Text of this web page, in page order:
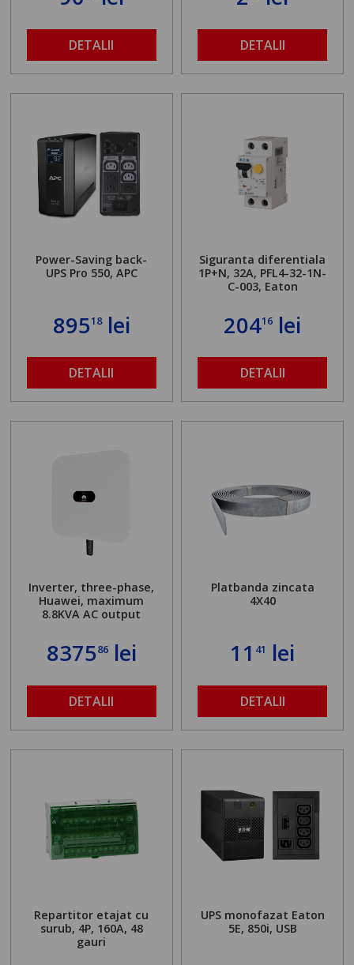
DETALII DETALII
Power-Saving back-
UPS Pro 550, APC
89518lei
DETALII
Siguranta diferentiala
1P+N, 32A, PFL4-32-1N-
C-003, Eaton
20416 lei
DETALII
Inverter, three-phase,
Huawei, maximum
8.8KVA AC output
837586lei
DETALII
Platbanda zincata
4X40
11 41 lei
DETALII
Repartitor etajat cu
surub, 4P, 160A, 48
gauri
UPS monofazat Eaton
5E, 850i, USB